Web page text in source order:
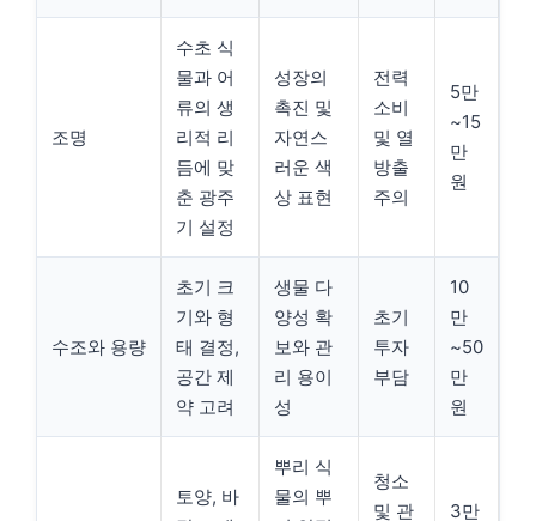
조명
수초 식
물과 어
류의 생
리적 리
듬에 맞
춘 광주
기 설정
성장의
촉진 및
자연스
러운 색
상 표현
전력
소비
및 열
방출
주의
5만
~15
만
원
수조와 용량
초기 크
기와 형
태 결정,
공간 제
약 고려
생물 다
양성 확
보와 관
리 용이
성
초기
투자
부담
10
만
~50
만
원
토양, 바
뿌리 식
물의 뿌
청소
및 관
3만